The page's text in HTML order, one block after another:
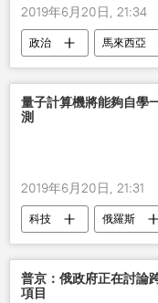
2019年6月20日, 21:34
政治 馬來西亞
馬哈蒂爾•穆罕默德
證據
俄羅斯
量子計算機將能夠自學
測
2019年6月20日, 21:31
科技 俄羅斯
評論
大學
普京：俄政府正在討論
項目